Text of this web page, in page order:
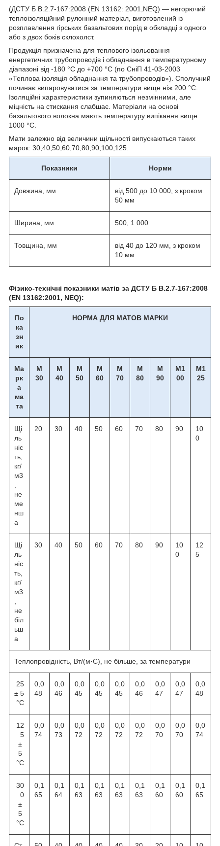
(ДСТУ Б В.2.7-167:2008 (EN 13162: 2001,NEQ) — негорючий
теплоізоляційний рулонний матеріал, виготовлений із
розплавлення гірських базальтових порід в обкладці з одного
або з двох боків склохолст.
Продукція призначена для теплового ізольовання
енергетичних трубопроводів і обладнання в температурному
діапазоні від -180 °C до +700 °C (по СніП 41-03-2003
«Теплова ізоляція обладнання та трубопроводів»). Сполучний
починає випаровуватися за температури вище ніж 200 °C.
Ізоляційні характеристики зупиняються незмінними, але
міцність на стискання слабшає. Матеріали на основі
базальтового волокна мають температуру випікання вище
1000 °C.
Мати залежно від величини щільності випускаються таких
марок: 30,40,50,60,70,80,90,100,125.
Показники Норми
Довжина, мм
від 500 до 10 000, з кроком
50 мм
Ширина, мм 500, 1 000
Товщина, мм
від 40 до 120 мм, з кроком
10 мм
Фізико-технічні показники матів за ДСТУ Б В.2.7-167:2008
(EN 13162:2001, NEQ):
По
ка
зн
ик
НОРМА ДЛЯ МАТОВ МАРКИ
Ма
рк
а
ма
та
М
30
М
40
М
50
М
60
М
70
М
80
М
90
М1
00
М1
25
Щі
ль
ніс
ть,
кг/
м3
не
ме
нш
а
20 30 40 50 60 70 80 90
10
0
Щі
ль
ніс
ть,
кг/
м3
не
біл
ьш
а
30 40 50 60 70 80 90
10
0
12
5
Теплопровідність, Вт/(м·С), не більше, за температури
25
± 5
°С
0,0
48
0,0
46
0,0
45
0,0
45
0,0
45
0,0
46
0,0
47
0,0
47
0,0
48
12
5
±
5
°С
0,0
74
0,0
73
0,0
72
0,0
72
0,0
72
0,0
72
0,0
70
0,0
70
0,0
74
30
0
±
5
°С
0,1
65
0,1
64
0,1
63
0,1
63
0,1
63
0,1
63
0,1
60
0,1
60
0,1
65